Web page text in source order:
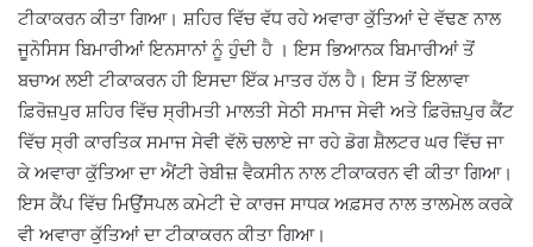
ਟੀਕਾਕਰਨ ਕੀਤਾ ਗਿਆ। ਸ਼ਹਿਰ ਵਿੱਚ ਵੱਧ ਰਹੇ ਅਵਾਰਾ ਕੁੱਤਿਆਂ ਦੇ ਵੱਢਣ ਨਾਲ
ਜੂਨੋਸਿਸ ਬਿਮਾਰੀਆਂ ਇਨਸਾਨਾਂ ਨੂੰ ਹੁੰਦੀ ਹੈ । ਇਸ ਭਿਆਨਕ ਬਿਮਾਰੀਆਂ ਤੋਂ
ਬਚਾਅ ਲਈ ਟੀਕਾਕਰਨ ਹੀ ਇਸਦਾ ਇੱਕ ਮਾਤਰ ਹੱਲ ਹੈ। ਇਸ ਤੋਂ ਇਲਾਵਾ
ਫ਼ਿਰੋਜ਼ਪੁਰ ਸ਼ਹਿਰ ਵਿੱਚ ਸ੍ਰੀਮਤੀ ਮਾਲਤੀ ਸੇਠੀ ਸਮਾਜ ਸੇਵੀ ਅਤੇ ਫ਼ਿਰੋਜ਼ਪੁਰ ਕੈਂਟ
ਵਿੱਚ ਸ੍ਰੀ ਕਾਰਤਿਕ ਸਮਾਜ ਸੇਵੀ ਵੱਲੋ ਚਲਾਏ ਜਾ ਰਹੇ ਡੋਗ ਸ਼ੈਲਟਰ ਘਰ ਵਿੱਚ ਜਾ
ਕੇ ਅਵਾਰਾ ਕੁੱਤਿਆ ਦਾ ਐਂਟੀ ਰੇਬੀਜ਼ ਵੈਕਸੀਨ ਨਾਲ ਟੀਕਾਕਰਨ ਵੀ ਕੀਤਾ ਗਿਆ।
ਇਸ ਕੈਂਪ ਵਿੱਚ ਮਿਉਂਸਪਲ ਕਮੇਟੀ ਦੇ ਕਾਰਜ ਸਾਧਕ ਅਫ਼ਸਰ ਨਾਲ ਤਾਲਮੇਲ ਕਰਕੇ
ਵੀ ਅਵਾਰਾ ਕੁੱਤਿਆਂ ਦਾ ਟੀਕਾਕਰਨ ਕੀਤਾ ਗਿਆ।